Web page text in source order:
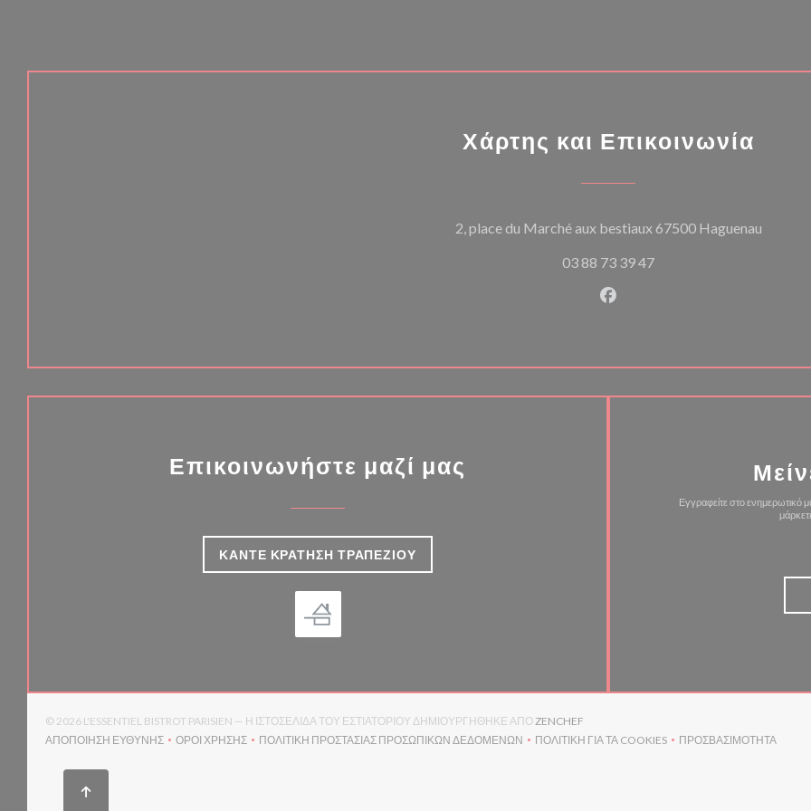
Χάρτης και Επικοινωνία
2, place du Marché aux bestiaux 67500 Haguenau
03 88 73 39 47
Facebook ((ανοίγει σε νέο
Επικοινωνήστε μαζί μας
ΚΆΝΤΕ ΚΡΆΤΗΣΗ ΤΡΑΠΕΖΙΟΎ
Εγγραφείτε στο ενημερωτικό
© 2026 L'ESSENTIEL BISTROT PARISIEN — Η ΙΣΤΟΣΕΛΊΔΑ ΤΟΥ ΕΣΤΙΑΤΟΡΊΟΥ ΔΗΜΙΟΥΡΓΉΘΗΚΕ ΑΠΌZENCHEF
ΑΠΟΠΟΊΗΣΗ ΕΥΘΎΝΗΣ
((ΑΝΟΊΓΕΙ ΣΕ ΝΈΟ ΠΑΡΆΘΥΡΟ))
ΌΡΟΙ ΧΡΉΣΗΣ
((ΑΝΟΊΓΕΙ ΣΕ ΝΈΟ ΠΑΡΆΘΥΡΟ))
ΠΟΛΙΤΙΚΉ ΠΡΟΣΤΑΣΊΑΣ ΠΡΟΣΩΠΙΚΏΝ ΔΕΔΟΜΈΝΩΝ
((ΑΝΟΊΓΕΙ ΣΕ ΝΈΟ ΠΑΡΆΘΥΡΟ))
ΠΟΛΙΤΙΚΉ ΓΙΑ ΤΑ COOKIES
((ΑΝΟΊΓΕΙ ΣΕ ΝΈΟ ΠΑΡΆΘΥΡΟ))
ΠΡΟΣΒΑΣΙΜΌΤΗΤΑ
((ΑΝΟΊΓΕΙ ΣΕ